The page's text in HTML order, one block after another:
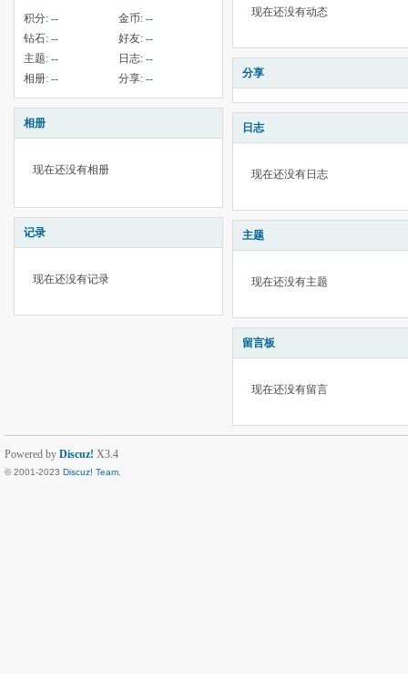
积分: -- 金币: --
钻石: -- 好友: --
主题: -- 日志: --
相册: -- 分享: --
相册
现在还没有相册
记录
现在还没有记录
现在还没有动态
分享
日志
现在还没有日志
主题
现在还没有主题
留言板
现在还没有留言
Powered by Discuz! X3.4
© 2001-2023 Discuz! Team